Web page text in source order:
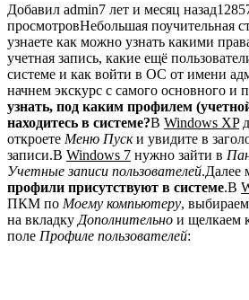
Добавил admin7 лет и месяц назад
просмотровНебольшая поучительная
узнаете как можно узнать какими
учетная запись, какие ещё
системе и как войти в ОС от имени
начнем экскурс с самого основного и
узнать, под каким профилем
находитесь в системе?В Windows XP
откроете Меню Пуски увидите в
записи.В Windows 7 нужно зайти в
Учетные записи пользователей.Далее
профили присутствуют в системе.В
ПКМ по Моему компьютеру, выбираем
на вкладку Дополнительно и щелкаем
поле Профиле пользователей: